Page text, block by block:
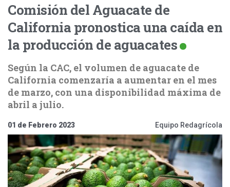
Comisión del Aguacate de
California pronostica una caída en
la producción de aguacates
Según la CAC, el volumen de aguacate de
California comenzaría a aumentar en el mes
de marzo, con una disponibilidad máxima de
abril a julio.
01 de Febrero 2023 Equipo Redagrícola